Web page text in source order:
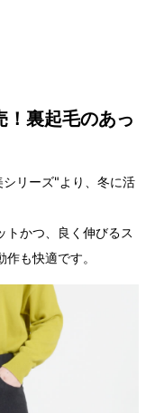
裏起毛のあっ
リーズ"より、冬に活
トかつ、良く伸びるス
も快適です。